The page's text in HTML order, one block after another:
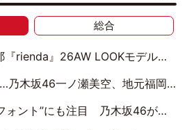
総合
rienda』26AW LOOKモデルに就任
美空、地元福岡『めんべい25周年トップサポーター』に就任
注目 乃木坂46が挑んだ書道パフォーマンスの舞台裏